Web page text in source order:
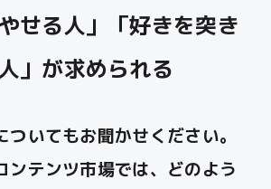
せる人」「好きを突き
」が求められる
いてもお聞かせください。
ンテンツ市場では、どのよう